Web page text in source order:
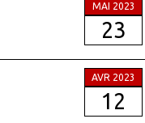
MAI 2023
23
AVR 2023
12